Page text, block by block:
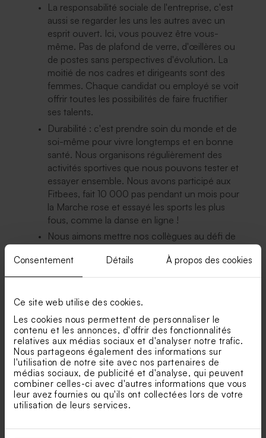
Consentement Détails À propos des cookies
Ce site web utilise des cookies.
Les cookies nous permettent de personnaliser le
contenu et les annonces, d'offrir des fonctionnalités
relatives aux médias sociaux et d'analyser notre trafic.
Nous partageons également des informations sur
l'utilisation de notre site avec nos partenaires de
médias sociaux, de publicité et d'analyse, qui peuvent
combiner celles-ci avec d'autres informations que vous
leur avez fournies ou qu'ils ont collectées lors de votre
utilisation de leurs services.
La responsabilité sociale de l'entreprise, c'est
aussi se regarder les uns les autres avec un
esprit ouvert. Ici, vous pouvez être vous-
même. Pas de plafond de verre, d'œillères ou
de postes sans perspectives d'évolution. La
moitié de nos cadres et dirigeants sont des
femmes. Chaque candidat ou employé se voit
offrir toutes les possibilités de faire fructifier
ses talents.
Durabilité : c'est prendre soin du monde et de
soi-même pour vivre longtemps et en bonne
santé. Nous organisons régulièrement des
activités sportives que nous pouvons tester et
essayer ensemble. Nous avons participé aux
Fitbees, fait 10 000 pas pendant un mois pour
la Marche rose et essayé les sports les plus
fous, comme la danse en ligne !
Nous aimons mettre nos collègues au défi de
pour leurs déplacements.
Nos employés
aiment venir à vélo, en transports publics ou
Chez Tadaaz, pas de distributeurs de boissons
gazeuses.Mais de l'eau filtrée gratuite et
délicieuse, gazeuse ou non.Le personnel et
les visiteurs boivent dans des verres, des
tasses et nos propres gourdes, donc pas de
gobelets jetables dans nos locaux.
Au lieu des distributeurs de bonbons, vous
trouverez des corbeilles de fruits et